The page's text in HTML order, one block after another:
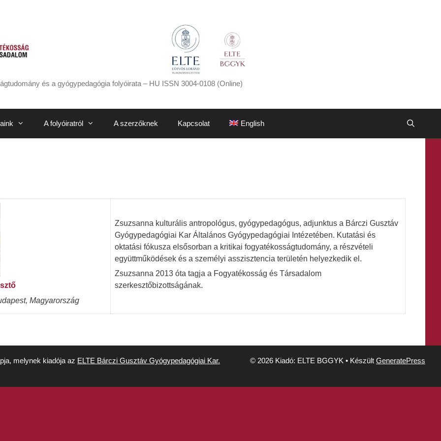
és a gyógypedagógia folyóirata – HU ISSN 3004-0108 (Online)
A folyóiratról A szerzőknek Kapcsolat English
Magyarország
Zsuzsanna kulturális antropológus, gyógypedagógus, adjunktus a Bárczi Gusztáv
Gyógypedagógiai Kar Általános Gyógypedagógiai Intézetében. Kutatási és
oktatási fókusza elsősorban a kritikai fogyatékosságtudomány, a részvételi
együttműködések és a személyi asszisztencia területén helyezkedik el.
Zsuzsanna 2013 óta tagja a Fogyatékosság és Társadalom
szerkesztőbizottságának.
melynek kiadója az ELTE Bárczi Gusztáv Gyógypedagógiai Kar.
© 2026 Kiadó: ELTE BGGYK • Készült GeneratePress